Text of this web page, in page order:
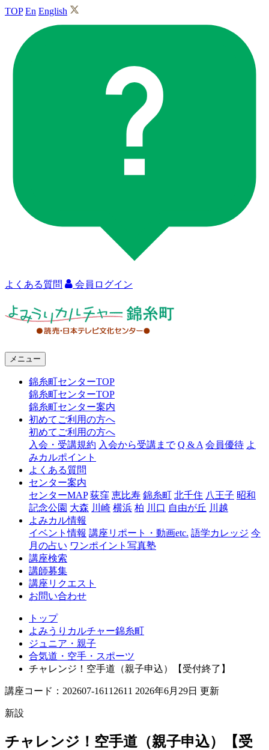
TOP En English
よくある質問 会員ログイン
ャ
糸
メニュー
錦糸町センターTOP
錦糸町センターTOP
錦糸町センター案内
初めてご利用の方へ
初めてご利用の方へ
入会・受講規約 入会から受講まで Q & A 会員優待 よ
みカルポイント
よくある質問
センター案内
センターMAP 荻窪 恵比寿 錦糸町 北千住 八王子 昭和
記念公園 大森 川崎 横浜 柏 川口 自由が丘 川越
よみカル情報
イベント情報 講座リポート・動画etc. 語学カレッジ 今
月の占い ワンポイント写真塾
講座検索
講師募集
講座リクエスト
お問い合わせ
トップ
よみうりカルチャー錦糸町
ジュニア・親子
合気道・空手・スポーツ
チャレンジ！空手道（親子申込）【受付終了】
講座コード：202607-16112611 2026年6月29日 更新
新設
チャレンジ！空手道（親子申込）【受